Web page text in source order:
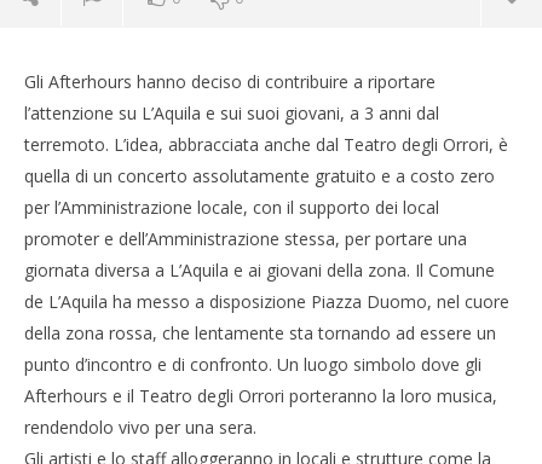
NOW VIEWING
L’Aquila: Afterhours, un concerto gratuito nel cuore
della zona rossa
18/04/2012
Gli Afterhours hanno deciso di contribuire a riportare
l’attenzione su L’Aquila e sui suoi giovani, a 3 anni dal
terremoto. L’idea, abbracciata anche dal Teatro degli Orrori, è
quella di un concerto assolutamente gratuito e a costo zero
per l’Amministrazione locale, con il supporto dei local
promoter e dell’Amministrazione stessa, per portare una
giornata diversa a L’Aquila e ai giovani della zona. Il Comune
de L’Aquila ha messo a disposizione Piazza Duomo, nel cuore
della zona rossa, che lentamente sta tornando ad essere un
punto d’incontro e di confronto. Un luogo simbolo dove gli
Afterhours e il Teatro degli Orrori porteranno la loro musica,
rendendolo vivo per una sera.
Gli artisti e lo staff alloggeranno in locali e strutture come la